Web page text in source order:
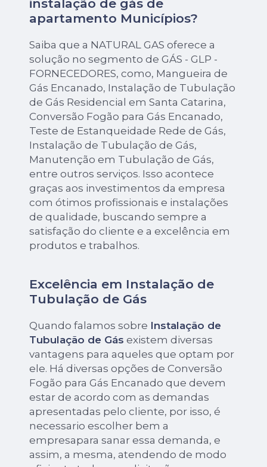
instalação de gás de
apartamento Municípios?
Saiba que a NATURAL GAS oferece a
solução no segmento de GÁS - GLP -
FORNECEDORES, como, Mangueira de
Gás Encanado, Instalação de Tubulação
de Gás Residencial em Santa Catarina,
Conversão Fogão para Gás Encanado,
Teste de Estanqueidade Rede de Gás,
Instalação de Tubulação de Gás,
Manutenção em Tubulação de Gás,
entre outros serviços. Isso acontece
graças aos investimentos da empresa
com ótimos profissionais e instalações
de qualidade, buscando sempre a
satisfação do cliente e a excelência em
produtos e trabalhos.
Excelência em Instalação de
Tubulação de Gás
Quando falamos sobre Instalação de
Tubulação de Gás existem diversas
vantagens para aqueles que optam por
ele. Há diversas opções de Conversão
Fogão para Gás Encanado que devem
estar de acordo com as demandas
apresentadas pelo cliente, por isso, é
necessario escolher bem a
empresapara sanar essa demanda, e
assim, a mesma, atendendo de modo